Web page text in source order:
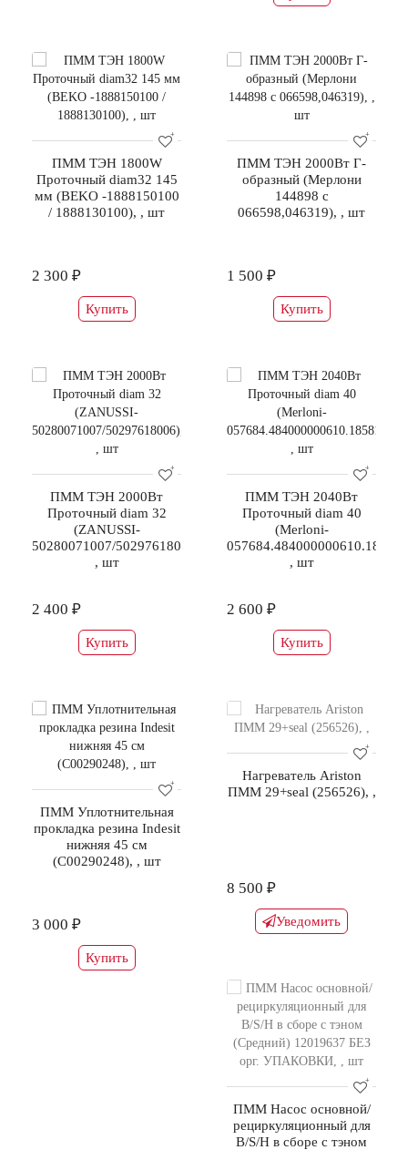
ПММ ТЭН 1800W
Проточный diam32 145
мм (BEKO -1888150100
/ 1888130100), , шт
2 300 ₽
Купить
ПММ ТЭН 2000Вт Г-
образный (Мерлони
144898 с
066598,046319), , шт
1 500 ₽
Купить
ПММ ТЭН 2000Вт
Проточный diam 32
(ZANUSSI-
50280071007/50297618006),
, шт
2 400 ₽
Купить
ПММ ТЭН 2040Вт
Проточный diam 40
(Merloni-
, шт
2 600 ₽
Купить
ПММ Уплотнительная
прокладка резина Indesit
нижняя 45 см
(C00290248), , шт
3 000 ₽
Купить
Нагреватель Ariston
ПММ 29+seal (256526), ,
8 500 ₽
Уведомить
ПММ Насос основной/
рециркуляционный для
B/S/H в сборе с тэном